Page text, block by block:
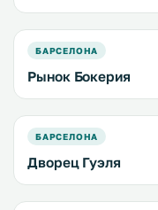
БАРСЕЛОНА
Рынок Бокерия
БАРСЕЛОНА
Дворец Гуэля